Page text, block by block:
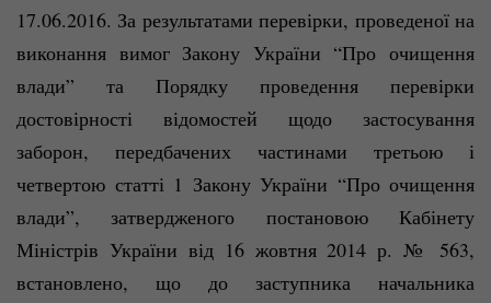
17.06.2016. За результатами перевірки, проведеної на
виконання вимог Закону України “Про очищення
влади” та Порядку проведення перевірки
достовірності відомостей щодо застосування
заборон, передбачених частинами третьою і
четвертою статті 1 Закону України “Про очищення
влади”, затвердженого постановою Кабінету
Міністрів України від 16 жовтня 2014 р. № 563,
встановлено, що до заступника начальника